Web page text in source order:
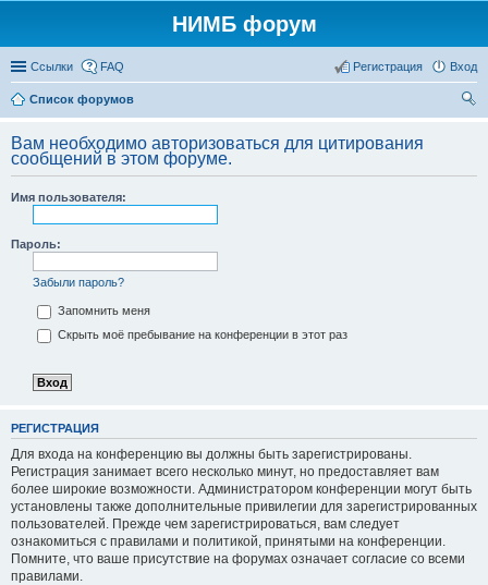
НИМБ форум
Ссылки FAQ Вход
Регистрация
Список форумов
Вам необходимо авторизоваться для цитирования
сообщений в этом форуме.
Имя пользователя:
Пароль:
Забыли пароль?
Запомнить меня
Скрыть моё пребывание на конференции в этот раз
РЕГИСТРАЦИЯ
Для входа на конференцию вы должны быть зарегистрированы.
Регистрация занимает всего несколько минут, но предоставляет вам
более широкие возможности. Администратором конференции могут быть
установлены также дополнительные привилегии для зарегистрированных
пользователей. Прежде чем зарегистрироваться, вам следует
ознакомиться с правилами и политикой, принятыми на конференции.
Помните, что ваше присутствие на форумах означает согласие со всеми
правилами.